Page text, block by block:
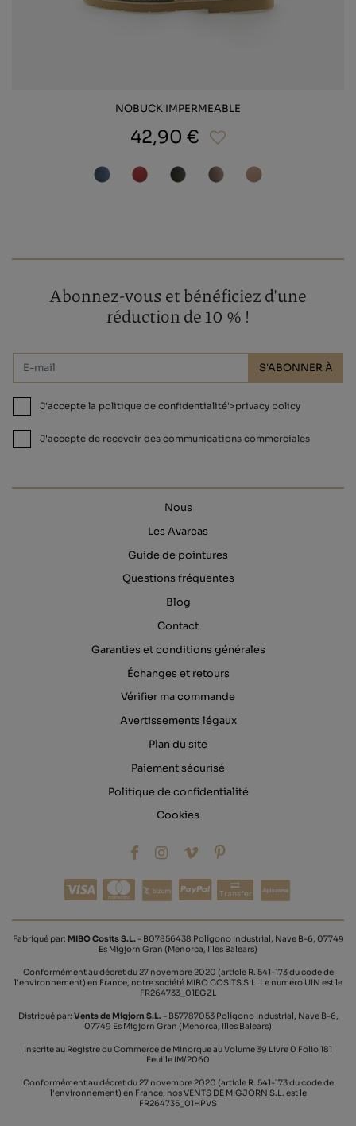
NOBUCK IMPERMEABLE
42,90 €
Abonnez-vous et bénéficiez d'une
réduction de 10 % !
S'ABONNER À
J'accepte la politique de confidentialité'>privacy policy
J'accepte de recevoir des communications commerciales
Nous
Les Avarcas
Guide de pointures
Questions fréquentes
Blog
Contact
Garanties et conditions générales
Échanges et retours
Vérifier ma commande
Avertissements légaux
Plan du site
Paiement sécurisé
Politique de confidentialité
Cookies
Transfer
Fabriqué par: MIBO Cosits S.L.- B07856438 Polígono Industrial, Nave B-6, 07749
Es Migjorn Gran (Menorca, Illes Balears)
Conformément au décret du 27 novembre 2020 (article R. 541-173 du code de
l'environnement) en France, notre société MIBO COSITS S.L. Le numéro UIN est le
FR264733_01EGZL
Distribué par: Vents de Migjorn S.L.- B57787053 Polígono Industrial, Nave B-6,
07749 Es Migjorn Gran (Menorca, Illes Balears)
Inscrite au Registre du Commerce de Minorque au Volume 39 Livre 0 Folio 181
Feuille IM/2060
Conformément au décret du 27 novembre 2020 (article R. 541-173 du code de
l'environnement) en France, nos VENTS DE MIGJORN S.L. est le
FR264735_01HPVS